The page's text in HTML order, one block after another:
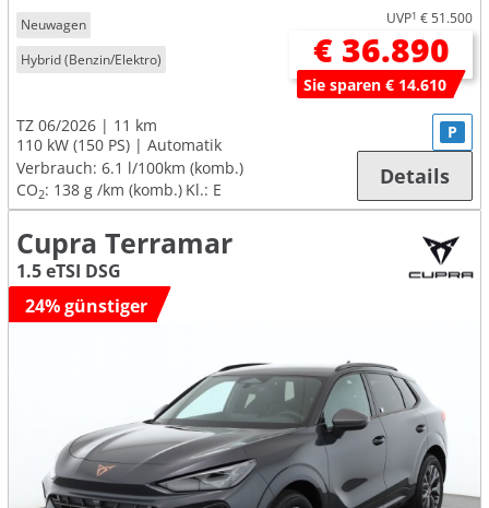
Neuwagen
Hybrid (Benzin/Elektro)
UVP1 € 51.500
€ 36.890
Sie sparen € 14.610
TZ 06/2026
11 km
110 kW (150 PS)
Automatik
Verbrauch: 6.1 l/100km (komb.)
CO2: 138 g /km (komb.) Kl.: E
P
Details
Cupra Terramar
1.5 eTSI DSG
24% günstiger